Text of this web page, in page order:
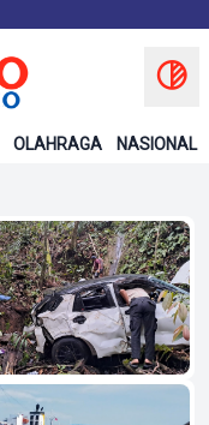
OLAHRAGA NASIONAL